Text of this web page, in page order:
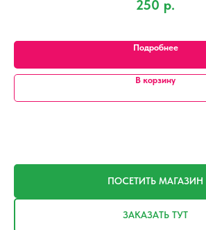
250 р.
Подробнее
В корзину
ПОСЕТИТЬ МАГАЗИН
ЗАКАЗАТЬ ТУТ